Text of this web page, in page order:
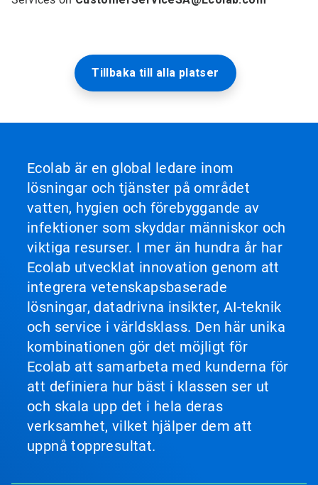
Tillbaka till alla platser
Ecolab är en global ledare inom
lösningar och tjänster på området
vatten, hygien och förebyggande av
infektioner som skyddar människor och
viktiga resurser. I mer än hundra år har
Ecolab utvecklat innovation genom att
integrera vetenskapsbaserade
lösningar, datadrivna insikter, AI-teknik
och service i världsklass. Den här unika
kombinationen gör det möjligt för
Ecolab att samarbeta med kunderna för
att definiera hur bäst i klassen ser ut
och skala upp det i hela deras
verksamhet, vilket hjälper dem att
uppnå toppresultat.